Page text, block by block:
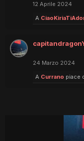
12 Aprile 2024
A
24 Marzo 2024
A Currano piace